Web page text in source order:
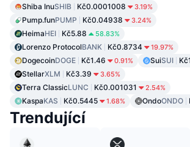
Shiba InuSHIB Kč0.0001008 3.19%
Pump.funPUMP Kč0.04938 3.24%
HeimaHEI Kč5.88 58.83%
Lorenzo ProtocolBANK Kč0.8734 19.97%
DogecoinDOGE Kč1.46 0.91% SuiSUI
StellarXLM Kč3.39 3.65%
Terra ClassicLUNC Kč0.001031 2.54%
KaspaKAS Kč0.5445 1.68% OndoONDO
Trendující